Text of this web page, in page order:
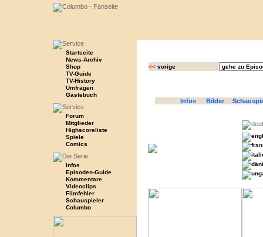
Startseite
News-Archiv
Shop
TV-Guide
TV-History
Umfragen
Gästebuch
Forum
Mitglieder
Highscoreliste
Spiele
Comics
Infos
Episoden-Guide
Kommentare
Videoclips
Filmfehler
Schauspieler
Columbo
<<vorige
Infos Bilder